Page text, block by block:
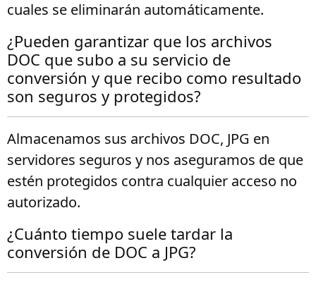
cuales se eliminarán automáticamente.
¿Pueden garantizar que los archivos
DOC que subo a su servicio de
conversión y que recibo como resultado
son seguros y protegidos?
Almacenamos sus archivos DOC, JPG en
servidores seguros y nos aseguramos de que
estén protegidos contra cualquier acceso no
autorizado.
¿Cuánto tiempo suele tardar la
conversión de DOC a JPG?